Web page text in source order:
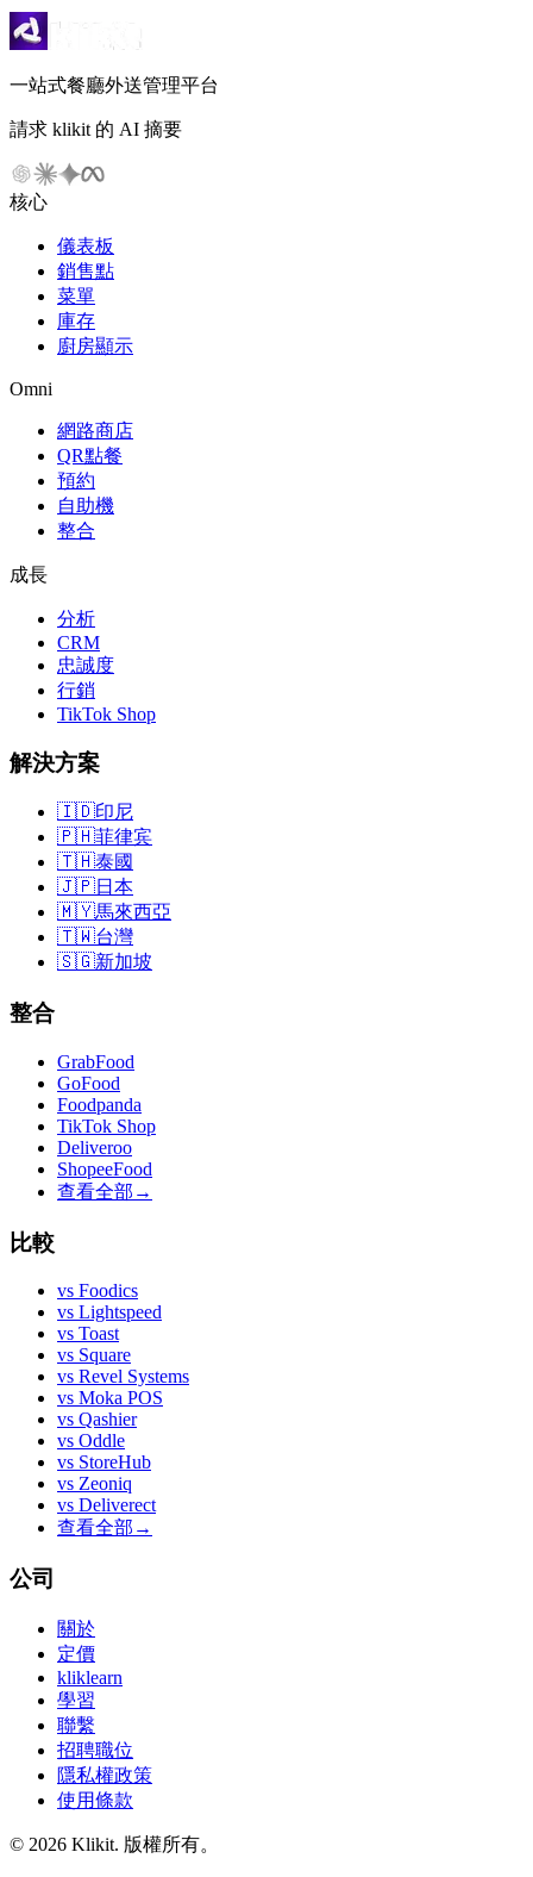
一站式餐廳外送管理平台
請求 klikit 的 AI 摘要
核心
儀表板
銷售點
菜單
庫存
廚房顯示
Omni
網路商店
QR點餐
預約
自助機
整合
成長
分析
CRM
忠誠度
行銷
TikTok Shop
解決方案
🇮🇩印尼
🇵🇭菲律宾
🇹🇭泰國
🇯🇵日本
🇲🇾馬來西亞
🇹🇼台灣
🇸🇬新加坡
整合
GrabFood
GoFood
Foodpanda
TikTok Shop
Deliveroo
ShopeeFood
查看全部 →
比較
vs Foodics
vs Lightspeed
vs Toast
vs Square
vs Revel Systems
vs Moka POS
vs Qashier
vs Oddle
vs StoreHub
vs Zeoniq
vs Deliverect
查看全部 →
公司
關於
定價
kliklearn
學習
聯繫
招聘職位
隱私權政策
使用條款
© 2026 Klikit. 版權所有。